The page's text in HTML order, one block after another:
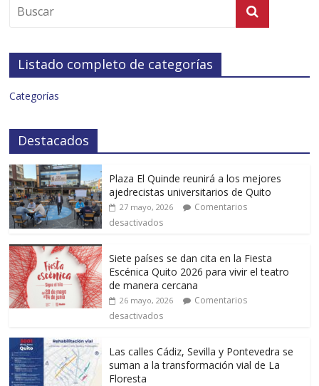
Listado completo de categorías
Categorías
Destacados
Plaza El Quinde reunirá a los mejores
ajedrecistas universitarios de Quito
27 mayo, 2026
Comentarios
desactivados
Siete países se dan cita en la Fiesta
Escénica Quito 2026 para vivir el teatro
de manera cercana
26 mayo, 2026
Comentarios
desactivados
Las calles Cádiz, Sevilla y Pontevedra se
suman a la transformación vial de La
Floresta